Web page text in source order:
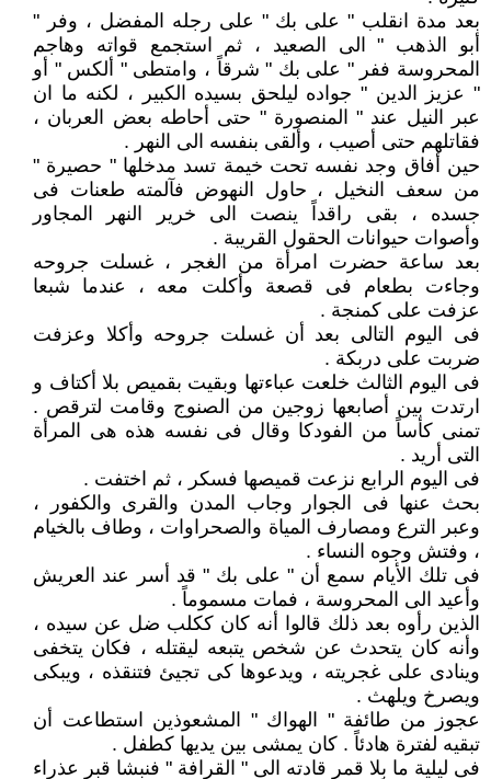
بعد مدة انقلب " على بك " على رجله المفضل ، وفر "
أبو الذهب " الى الصعيد ، ثم استجمع قواته وهاجم
المحروسة ففر " على بك " شرقاً ، وامتطى " ألكس " أو
" عزيز الدين " جواده ليلحق بسيده الكبير ، لكنه ما ان
عبر النيل عند " المنصورة " حتى أحاطه بعض العربان ،
فقاتلهم حتى أصيب ، وألقى بنفسه الى النهر .
حين أفاق وجد نفسه تحت خيمة تسد مدخلها " حصيرة "
من سعف النخيل ، حاول النهوض فآلمته طعنات فى
جسده ، بقى راقداً ينصت الى خرير النهر المجاور
وأصوات حيوانات الحقول القريبة .
بعد ساعة حضرت امرأة من الغجر ، غسلت جروحه
وجاءت بطعام فى قصعة وأكلت معه ، عندما شبعا
عزفت على كمنجة .
فى اليوم التالى بعد أن غسلت جروحه وأكلا وعزفت
ضربت على دربكة .
فى اليوم الثالث خلعت عباءتها وبقيت بقميص بلا أكتاف و
ارتدت بين أصابعها زوجين من الصنوج وقامت لترقص .
تمنى كأساً من الفودكا وقال فى نفسه هذه هى المرأة
التى أريد .
فى اليوم الرابع نزعت قميصها فسكر ، ثم اختفت .
بحث عنها فى الجوار وجاب المدن والقرى والكفور ،
وعبر الترع ومصارف المياة والصحراوات ، وطاف بالخيام
، وفتش وجوه النساء .
فى تلك الأيام سمع أن " على بك " قد أسر عند العريش
وأعيد الى المحروسة ، فمات مسموماً .
الذين رأوه بعد ذلك قالوا أنه كان ككلب ضل عن سيده ،
وأنه كان يتحدث عن شخص يتبعه ليقتله ، فكان يتخفى
وينادى على غجريته ، ويدعوها كى تجيئ فتنقذه ، ويبكى
ويصرخ ويلهث .
عجوز من طائفة " الهواك " المشعوذين استطاعت أن
تبقيه لفترة هادئاً . كان يمشى بين يديها كطفل .
فى ليلية ما بلا قمر قادته الى " القرافة " فنبشا قبر عذراء